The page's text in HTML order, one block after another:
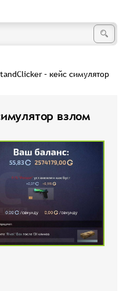
– кейс симулятор
взлом